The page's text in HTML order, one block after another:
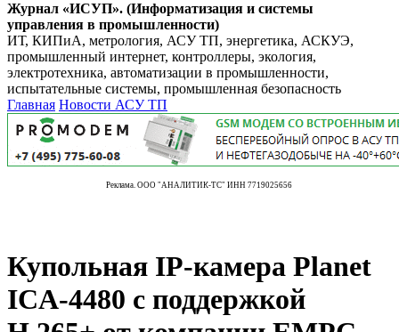
Журнал «ИСУП». (Информатизация и системы
управления в промышленности)
ИТ, КИПиА, метрология, АСУ ТП, энергетика, АСКУЭ,
промышленный интернет, контроллеры, экология,
электротехника, автоматизации в промышленности,
испытательные системы, промышленная безопасность
Главная Новости АСУ ТП
Реклама. ООО "АНАЛИТИК-ТС" ИНН 7719025656
Купольная IP-камера Planet
ICA-4480 с поддержкой